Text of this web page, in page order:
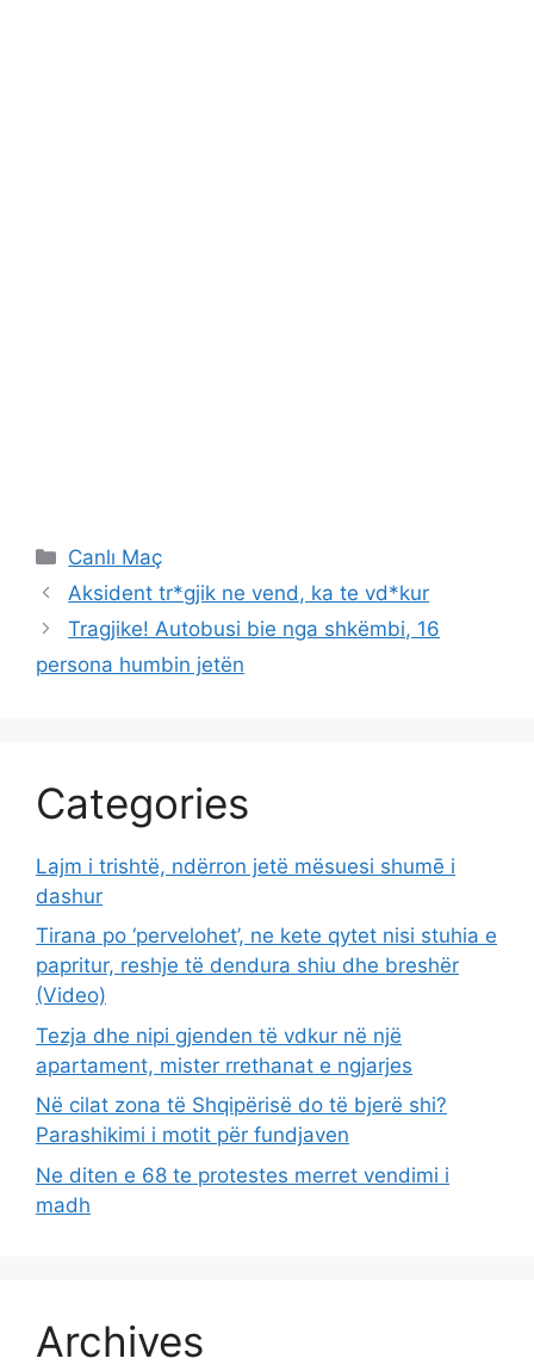
Categories
Canlı Maç
Aksident tr*gjik ne vend, ka te vd*kur
Tragjike! Autobusi bie nga shkëmbi, 16
persona humbin jetën
Categories
Lajm i trishtë, ndërron jetë mësuesi shumē i
dashur
Tirana po ‘pervelohet’, ne kete qytet nisi stuhia e
papritur, reshje të dendura shiu dhe breshër
(Video)
Tezja dhe nipi gjenden të vdkur në një
apartament, mister rrethanat e ngjarjes
Në cilat zona të Shqipërisë do të bjerë shi?
Parashikimi i motit për fundjaven
Ne diten e 68 te protestes merret vendimi i
madh
Archives